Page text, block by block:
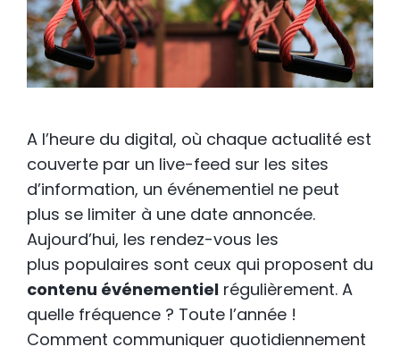
A l’heure du digital, où chaque actualité est
couverte par un live-feed sur les sites
d’information, un événementiel ne peut
plus se limiter à une date annoncée.
Aujourd’hui, les rendez-vous les
plus populaires sont ceux qui proposent du
contenu événementiel régulièrement. A
quelle fréquence ? Toute l’année !
Comment communiquer quotidiennement